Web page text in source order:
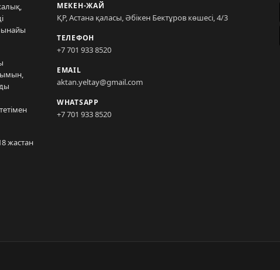
жастан
МЕКЕН-ЖАЙ
ҚР, Астана қаласы, Әбікен Бектұров көшесі, 4/3
ТЕЛЕФОН
+7 701 933 8520
EMAIL
aktan.yeltay@gmail.com
WHATSAPP
+7 701 933 8520